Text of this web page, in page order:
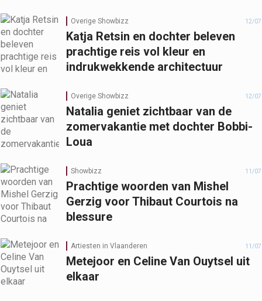
Overige Showbizz 12/07
Katja Retsin en dochter beleven
prachtige reis vol kleur en
indrukwekkende architectuur
Overige Showbizz 12/07
Natalia geniet zichtbaar van de
zomervakantie met dochter Bobbi-
Loua
Showbizz 11/07
Prachtige woorden van Mishel
Gerzig voor Thibaut Courtois na
blessure
Artiesten in Vlaanderen 11/07
Metejoor en Celine Van Ouytsel uit
elkaar